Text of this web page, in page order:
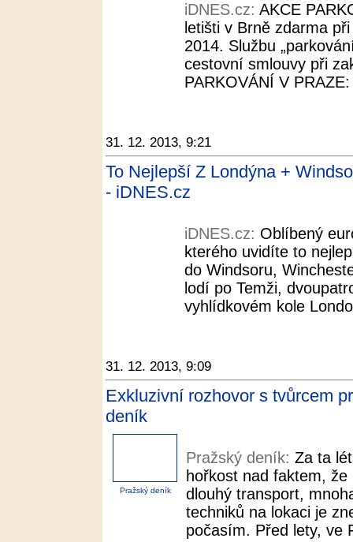
iDNES.cz: AKCE
letišti v Brně zdarma
2014. Službu
cestovní smlouvy při
PARKOVÁNÍ V
31. 12. 2013, 9:21
To Nejlepší Z Londýna +
- iDNES.cz
iDNES.cz: Oblíbený
kterého uvidíte to
do Windsoru,
lodí po Temži,
vyhlídkovém kole
31. 12. 2013, 9:09
Exkluzivní rozhovor s tvůrcem
deník
Pražský deník
Pražský deník: Za ta
hořkost nad faktem,
dlouhý transport,
techniků na lokaci je
počasím. Před lety, ve